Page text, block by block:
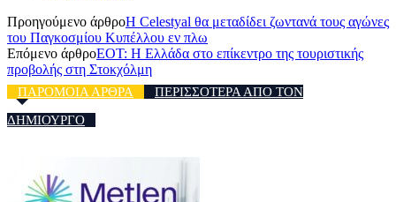
Προηγούμενο άρθροΗ Celestyal θα μεταδίδει ζωντανά τους αγώνες
του Παγκοσμίου Κυπέλλου εν πλω
Επόμενο άρθροΕΟΤ: Η Ελλάδα στο επίκεντρο της τουριστικής
προβολής στη Στοκχόλμη
ΠΑΡΟΜΟΙΑ ΑΡΘΡΑ
ΠΕΡΙΣΣΟΤΕΡΑ ΑΠΟ ΤΟΝ
ΔΗΜΙΟΥΡΓΟ